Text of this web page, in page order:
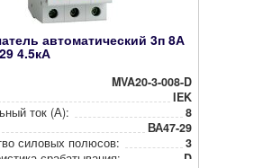
автоматический 3п 8А
4.5кА
MVA20-3-008-D
IEK
ток (А):
8
ВА47-29
силовых полюсов:
3
сра­ба­ты­ва­ния:
D